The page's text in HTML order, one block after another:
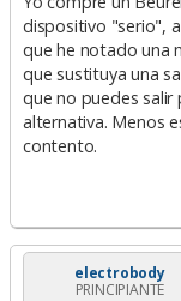
a
j
e
dispositivo "serio",
que he notado una
que sustituya una
que no puedes salir
alternativa. Menos
contento.
electrobody
PRINCIPIANTE